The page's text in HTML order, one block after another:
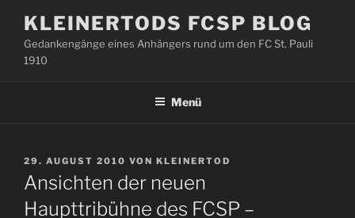
Inhalt
springen
KLEINERTODS FCSP BLOG
Gedankengänge eines Anhängers rund um den FC St. Pauli
1910
Menü
VERÖFFENTLICHT
AM
29. AUGUST 2010 VON KLEINERTOD
Ansichten der neuen
Haupttribühne des FCSP –